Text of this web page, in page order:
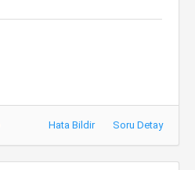
Hata Bildir Soru Detay